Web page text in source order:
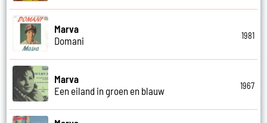
Marva
Domani
1981
Marva
Een eiland in groen en blauw
1967